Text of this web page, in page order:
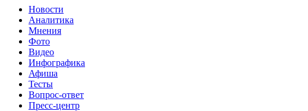
Новости
Аналитика
Мнения
Фото
Видео
Инфографика
Афиша
Тесты
Вопрос-ответ
Пресс-центр